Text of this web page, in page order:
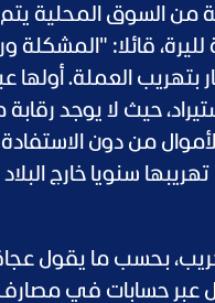
من السوق المحلية
قائلا: "المشكلة
بتهريب العملة. أولها
حيث لا يوجد رقابة
من دون
سنويا خارج
بحسب ما يقول
عبر حسابات في